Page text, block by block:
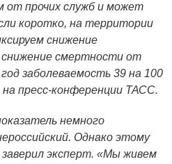
от прочих служб и может
коротко, на территории
снижение
смертности от
заболеваемость 39 на 100
пресс-конференции ТАСС.
немного
Однако этому
эксперт. «Мы живем